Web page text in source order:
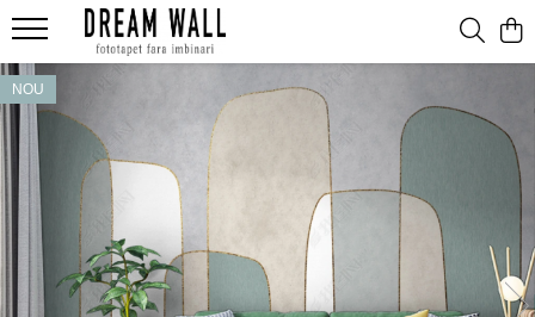
Fototapet fara imbinari
ExclusivArt
Abstract
Arhitectura
Fluid Art
Forme Geometrice
NOU